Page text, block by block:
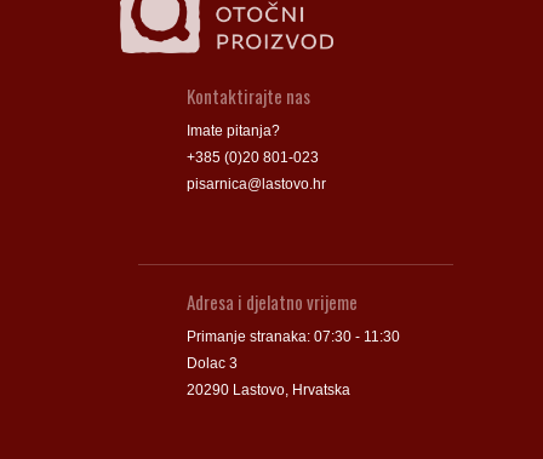
Kontaktirajte nas
Imate pitanja?
+385 (0)20 801-023
pisarnica@lastovo.hr
Adresa i djelatno vrijeme
Primanje stranaka: 07:30 - 11:30
Dolac 3
20290 Lastovo, Hrvatska